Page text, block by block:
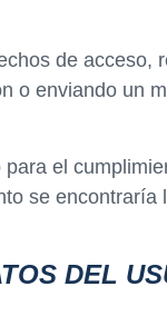
de acceso,
o enviando un
el
se
DEL